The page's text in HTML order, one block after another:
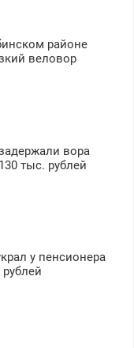
районе
веловор
вора
тыс. рублей
у пенсионера